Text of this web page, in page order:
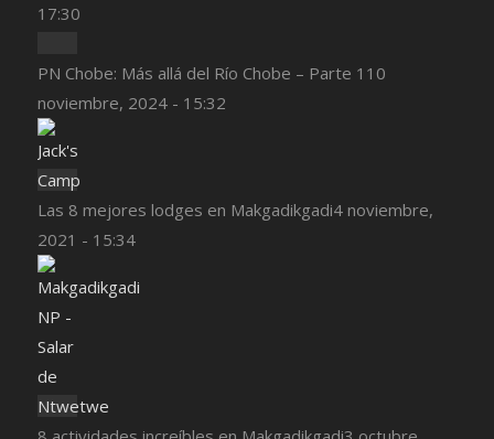
17:30
PN Chobe: Más allá del Río Chobe – Parte 1 10
noviembre, 2024 - 15:32
Las 8 mejores lodges en Makgadikgadi4 noviembre,
2021 - 15:34